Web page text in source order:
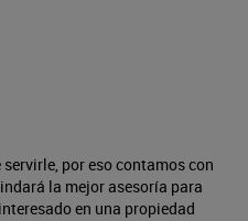
por eso contamos con
la mejor asesoría para
en una propiedad